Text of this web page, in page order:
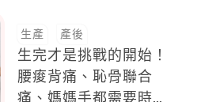
生產 產後
生完才是挑戰的開始！
腰痠背痛、恥骨聯合
痛、媽媽手都需要時間